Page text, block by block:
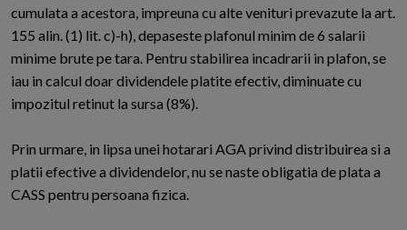
cumulata a acestora, impreuna cu alte venituri prevazute la art.
155 alin. (1) lit. c)-h), depaseste plafonul minim de 6 salarii
minime brute pe tara. Pentru stabilirea incadrarii in plafon, se
iau in calcul doar dividendele platite efectiv, diminuate cu
impozitul retinut la sursa (8%).
Prin urmare, in lipsa unei hotarari AGA privind distribuirea si a
platii efective a dividendelor, nu se naste obligatia de plata a
CASS pentru persoana fizica.